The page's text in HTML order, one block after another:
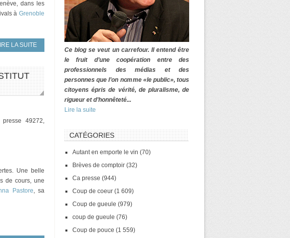
dans les
àGrenoble
LA SUITE
49272,
Une belle
de cours, une
Pastore, sa
Ce blog se veut un carrefour. Il entend être
le fruit d’une coopération entre des
professionnels des médias et des
personnes que l’on nomme «le public», tous
citoyens épris de vérité, de pluralisme, de
rigueur et d’honnêteté...
Lire la suite
CATÉGORIES
Autant en emporte le vin (70)
Brèves de comptoir (32)
Ca presse (944)
Coup de coeur (1 609)
Coup de gueule (979)
coup de gueule (76)
Coup de pouce (1 559)